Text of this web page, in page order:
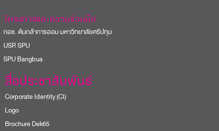
โครงการและความร่วมมือ
ช. ต้นกล้าการออม มหาวิทยาลัยศรีปทุม
SPU
Bangbua
สื่อประชาสัมพันธ์
Corporate Identity (CI)
Logo
Brochure Dek65